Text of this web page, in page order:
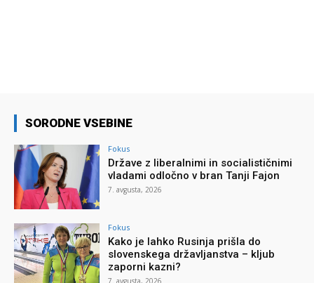
SORODNE VSEBINE
Fokus
Države z liberalnimi in socialističnimi
vladami odločno v bran Tanji Fajon
7. avgusta, 2026
Fokus
Kako je lahko Rusinja prišla do
slovenskega državljanstva – kljub
zaporni kazni?
7. avgusta, 2026